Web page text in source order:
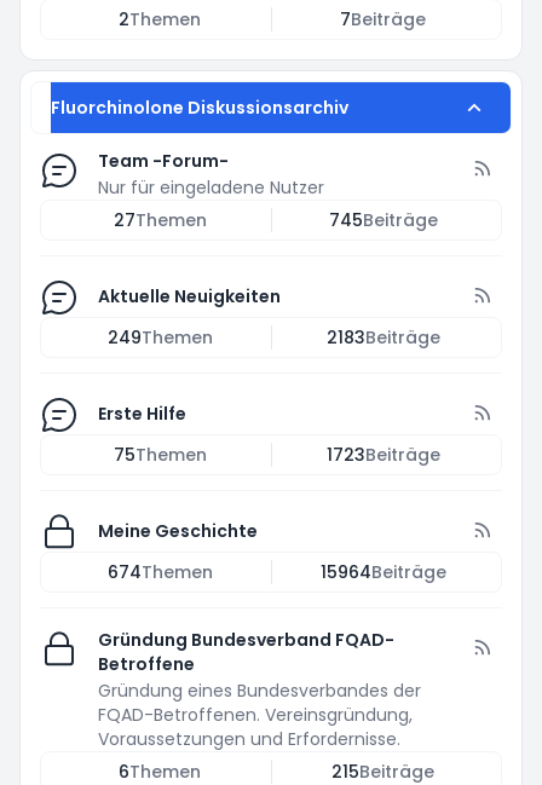
2Themen 7Beiträge
Fluorchinolone Diskussionsarchiv
Team -Forum-
Nur für eingeladene Nutzer
27Themen 745Beiträge
Aktuelle Neuigkeiten
249Themen 2183Beiträge
Erste Hilfe
75Themen 1723Beiträge
Meine Geschichte
674Themen 15964Beiträge
Gründung Bundesverband FQAD-
Betroffene
Gründung eines Bundesverbandes der
FQAD-Betroffenen. Vereinsgründung,
Voraussetzungen und Erfordernisse.
6Themen 215Beiträge